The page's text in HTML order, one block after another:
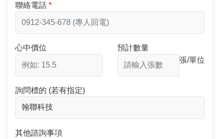
聯絡電話
心中價位
預計數量
張/單位
詢問標的 (若有指定)
其他諮詢事項